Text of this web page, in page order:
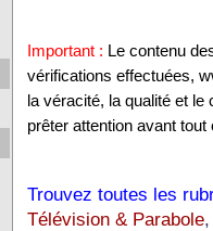
Important : Le contenu
vérifications effectuées,
la véracité, la qualité et
prêter attention avant tout
Trouvez toutes les
Télévision & Parabole